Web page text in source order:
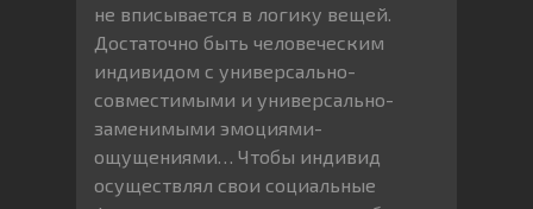
не вписывается в логику вещей.
Достаточно быть человеческим
индивидом с универсально-
совместимыми и универсально-
заменимыми эмоциями-
ощущениями… Чтобы индивид
осуществлял свои социальные